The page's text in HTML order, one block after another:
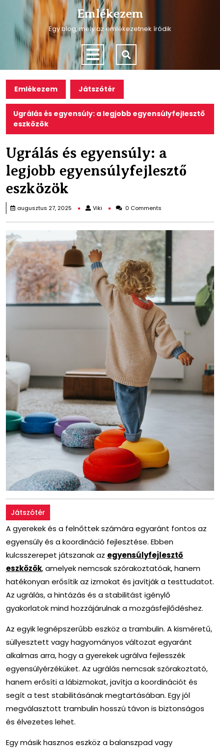
content
Emlékezem
Egy blog, mely az emlékezetnek íródik
Open
Menu
Emlékezem Játszótér
Ugrálás és egyensúly: a legjobb egyensúlyfejlesztő
eszközök
Ugrálás és egyensúly: a
legjobb egyensúlyfejlesztő
eszközök
augusztus 27, 2025 Viki Viki 0 Comments
Játszótér
A gyerekek és a felnőttek számára egyaránt fontos az
egyensúly és a koordináció fejlesztése. Ebben
kulcsszerepet játszanak az egyensúlyfejlesztő
eszközök, amelyek nemcsak szórakoztatóak, hanem
hatékonyan erősítik az izmokat és javítják a testtudatot.
Az ugrálás, a hintázás és a stabilitást igénylő
gyakorlatok mind hozzájárulnak a mozgásfejlődéshez.
Az egyik legnépszerűbb eszköz a trambulin. A kisméretű,
süllyesztett vagy hagyományos változat egyaránt
alkalmas arra, hogy a gyerekek ugrálva fejlesszék
egyensúlyérzéküket. Az ugrálás nemcsak szórakoztató,
hanem erősíti a lábizmokat, javítja a koordinációt és
segít a test stabilitásának megtartásában. Egy jól
megválasztott trambulin hosszú távon is biztonságos
és élvezetes lehet.
Egy másik hasznos eszköz a balanszpad vagy